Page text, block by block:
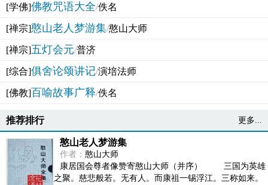
[学佛]佛教咒语大全/佚名
[禅宗]憨山老人梦游集/憨山大师
[禅宗]五灯会元/普济
[综合]俱舍论颂讲记/演培法师
[佛教]百喻故事广释/佚名
推荐排行 更多...
憨山老人梦游集
作者： 憨山大师
康居国会尊者像赞寄憨山大师（并序） 三国为英雄
之聚。慈悲般若。无有人。而康祖一锡浮江。三称如来。